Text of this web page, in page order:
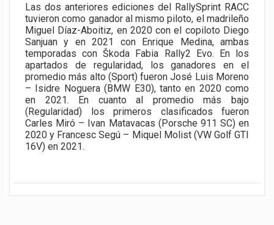
Las dos anteriores ediciones del RallySprint RACC
tuvieron como ganador al mismo piloto, el madrileño
Miguel Díaz-Aboitiz, en 2020 con el copiloto Diego
Sanjuan y en 2021 con Enrique Medina, ambas
temporadas con Škoda Fabia Rally2 Evo. En los
apartados de regularidad, los ganadores en el
promedio más alto (Sport) fueron José Luis Moreno
– Isidre Noguera (BMW E30), tanto en 2020 como
en 2021. En cuanto al promedio más bajo
(Regularidad) los primeros clasificados fueron
Carles Miró – Ivan Matavacas (Porsche 911 SC) en
2020 y Francesc Segú – Miquel Molist (VW Golf GTI
16V) en 2021.